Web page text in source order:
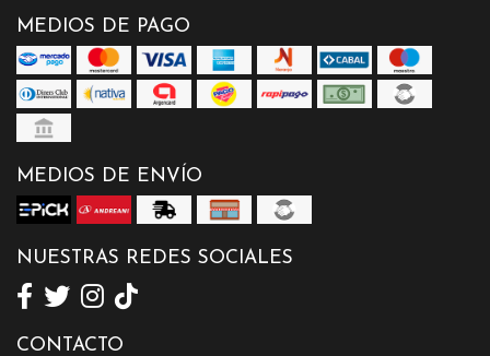
MEDIOS DE PAGO
MEDIOS DE ENVÍO
NUESTRAS REDES SOCIALES
CONTACTO